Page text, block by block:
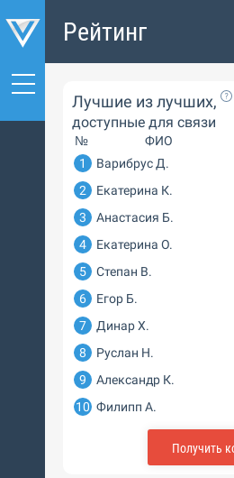
Рейтинг
Лучшие из лучших,
доступные для связи
№ ФИО
1
Варибрус Д.
2
Екатерина К.
3
Анастасия Б.
4
Екатерина О.
5
Степан В.
6
Егор Б.
7
Динар Х.
8
Руслан Н.
9
Александр К.
10 Филипп А.
Получить